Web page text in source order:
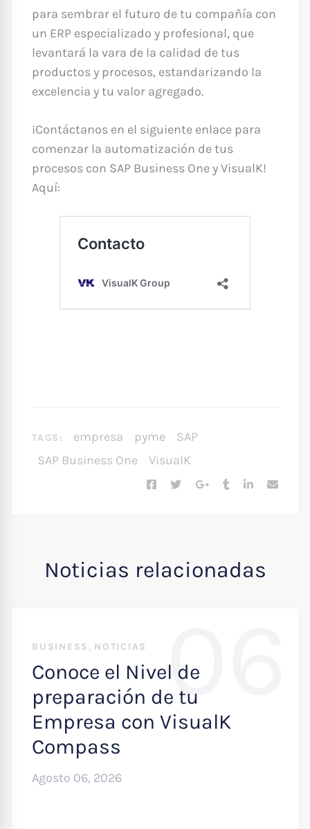
para sembrar el futuro de tu compañía con
un ERP especializado y profesional, que
levantará la vara de la calidad de tus
productos y procesos, estandarizando la
excelencia y tu valor agregado.
¡Contáctanos en el siguiente enlace para
comenzar la automatización de tus
procesos con SAP Business One y VisualK!
Aquí:
TAGS: empresa pyme
SAP
SAP Business One
VisualK
Noticias relacionadas
06
BUSINESS , NOTICIAS
Conoce el Nivel de
preparación de tu
Empresa con VisualK
Compass
Agosto 06, 2026